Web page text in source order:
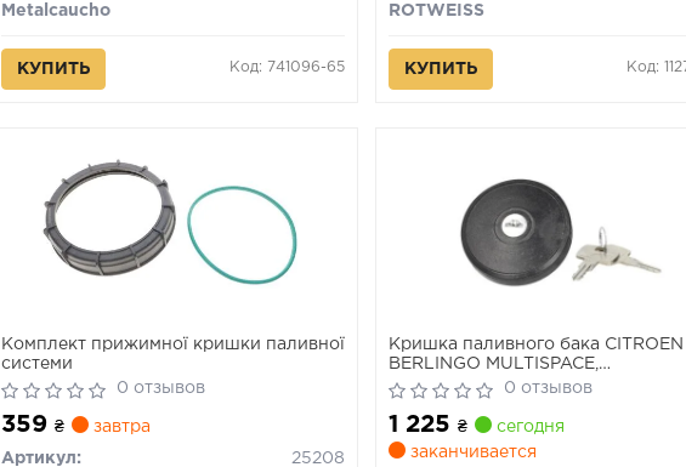
Metalcaucho
КУПИТЬ Код: 741096-65
ROTWEISS
КУПИТЬ Код:
Комплект прижимної кришки паливної
системи
0 отзывов
359 ₴ завтра
Артикул:
25208
Кришка паливного бака CITROEN
BERLINGO MULTISPACE,
BERLINGO/MINIVAN, C2, C2
ENTERPRISE, C3 I, C3 II, C3
PLURIEL, C4, C4 AIRCROSS, C4
C4 I, C4 II, C5 III, C8, C-CROSSER
0 отзывов
1 225₴
сегодня
заканчивается